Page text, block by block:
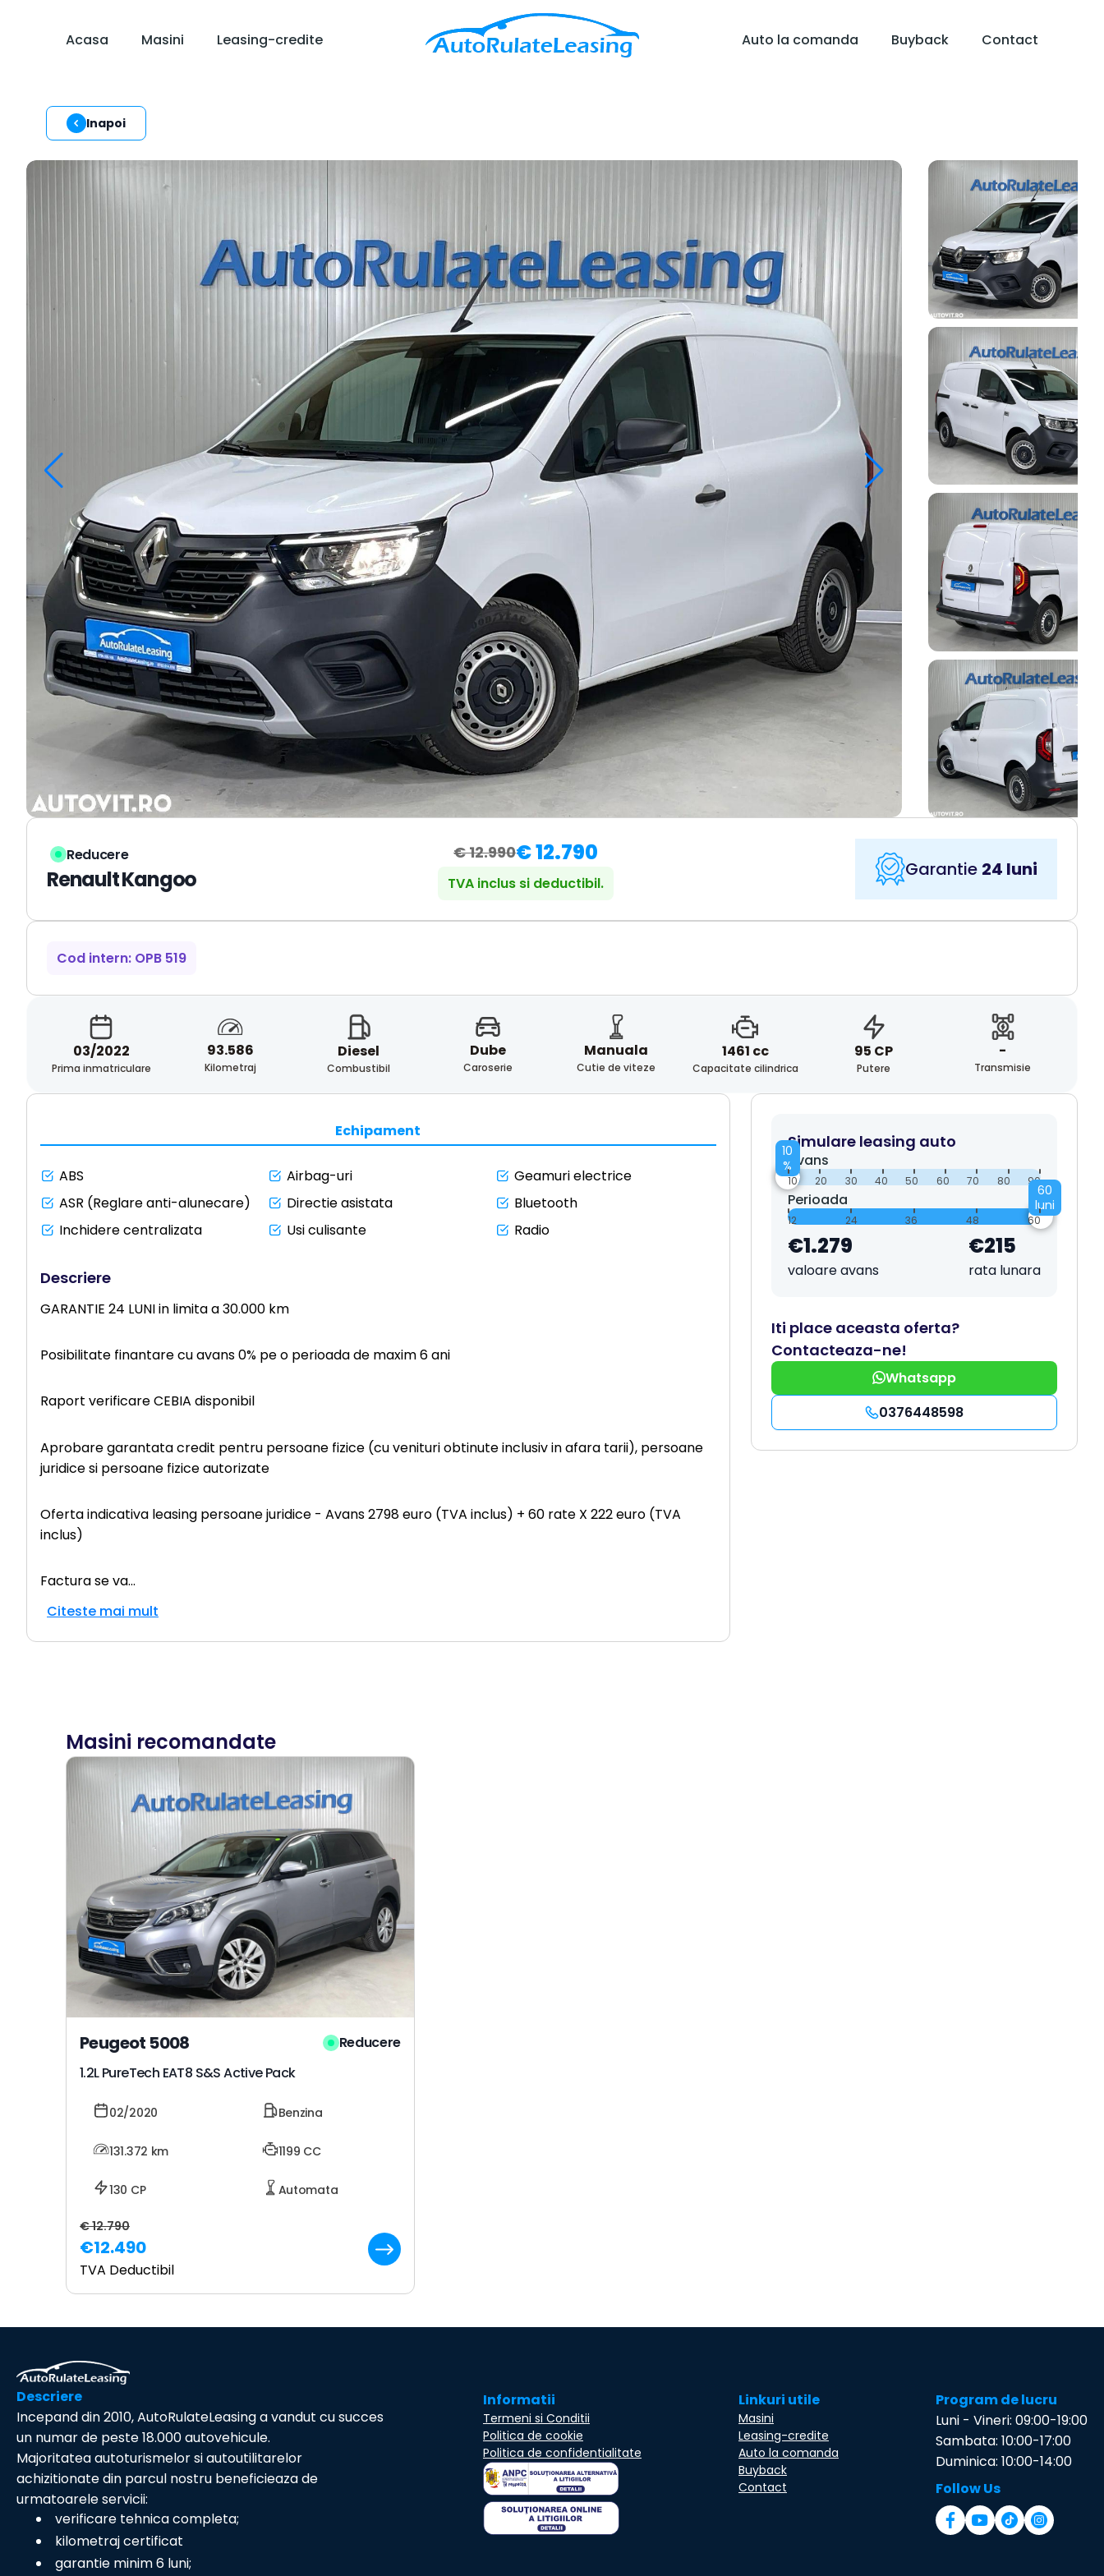
Acasa Masini Leasing-credite Auto la comanda Buyback Contact
Inapoi
Reducere
Renault Kangoo
€ 12.990€ 12.790
TVA inclus si deductibil.
Garantie 24 luni
Cod intern: OPB 519
03/2022
Prima inmatriculare
93.586
Kilometraj
Diesel
Combustibil
Dube
Caroserie
Manuala
Cutie de viteze
1461 cc
Capacitate cilindrica
95 CP
Putere
-
Transmisie
Echipament
ABS Airbag-uri
Geamuri electrice
ASR (Reglare anti-alunecare)
Directie asistata
Bluetooth
Inchidere centralizata
Usi culisante Radio
Descriere
GARANTIE 24 LUNI in limita a 30.000 km
Posibilitate finantare cu avans 0% pe o perioada de maxim 6 ani
Raport verificare CEBIA disponibil
Aprobare garantata credit pentru persoane fizice (cu venituri obtinute inclusiv in afara tarii), persoane
juridice si persoane fizice autorizate
Oferta indicativa leasing persoane juridice - Avans 2798 euro (TVA inclus) + 60 rate X 222 euro (TVA
inclus)
Factura se va...
Citeste mai mult
Simulare leasing auto
Avans
10
%
10 20 30 40 50 60 70 80 90
Perioada
60
luni
12 24 36 48 60
€1.279
valoare avans
€215
rata lunara
Iti place aceasta oferta?
Contacteaza-ne!
Whatsapp
0376448598
Masini recomandate
Peugeot 5008
1.2L PureTech EAT8 S&S Active Pack
Reducere
02/2020 Benzina
131.372 km 1199 CC
130 CP Automata
€ 12.790
€12.490
TVA Deductibil
Descriere
Incepand din 2010, AutoRulateLeasing a vandut cu succes
un numar de peste 18.000 autovehicule.
Majoritatea autoturismelor si autoutilitarelor
achizitionate din parcul nostru beneficieaza de
urmatoarele servicii:
verificare tehnica completa;
kilometraj certificat
garantie minim 6 luni;
Informatii
Termeni si Conditii
Politica de cookie
Politica de confidentialitate
Linkuri utile
Masini
Leasing-credite
Auto la comanda
Buyback
Contact
Program de lucru
Luni - Vineri: 09:00-19:00
Sambata: 10:00-17:00
Duminica: 10:00-14:00
Follow Us